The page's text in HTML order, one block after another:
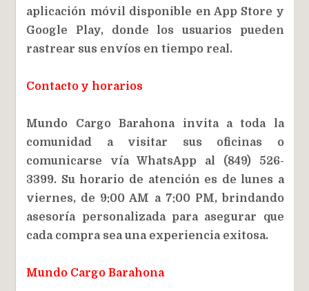
aplicación móvil disponible en App Store y
Google Play, donde los usuarios pueden
rastrear sus envíos en tiempo real.
Contacto y horarios
Mundo Cargo Barahona invita a toda la
comunidad a visitar sus oficinas o
comunicarse vía WhatsApp al (849) 526-
3399. Su horario de atención es de lunes a
viernes, de 9:00 AM a 7:00 PM, brindando
asesoría personalizada para asegurar que
cada compra sea una experiencia exitosa.
Mundo Cargo Barahona